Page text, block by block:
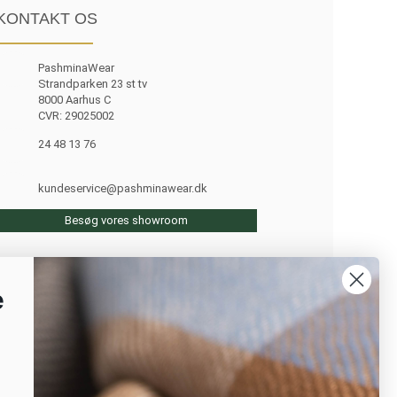
OS
PashminaWear
Strandparken 23 st tv
8000 Aarhus C
CVR: 29025002
24 48 13 76
kundeservice@pashminawear.dk
Besøg vores showroom